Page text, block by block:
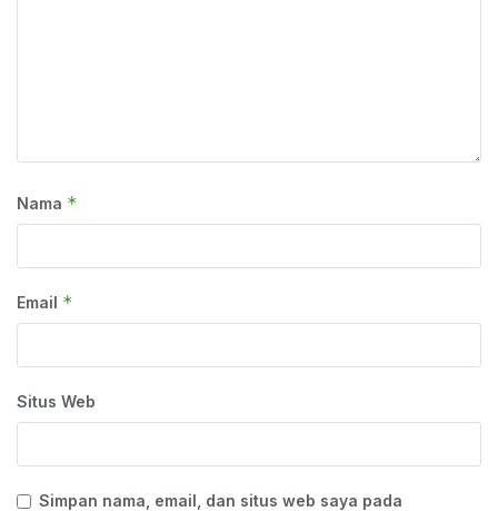
Nama *
Email *
Situs Web
Simpan nama, email, dan situs web saya pada